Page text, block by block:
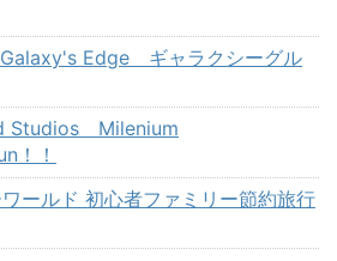
Galaxy's Edge ギャラクシーグル
Studios Milenium
！！
ワールド 初心者ファミリー節約旅行